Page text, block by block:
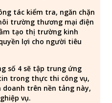
tác kiểm tra, ngăn chặn
trường thương mại điện
tạo thị trường kinh
lợi cho người tiêu
số 4 sẽ tập trung ứng
trong thực thi công vụ,
trên nền tảng này,
vụ.